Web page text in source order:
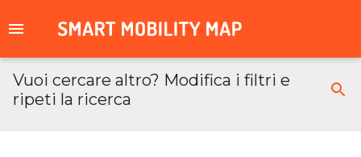
Vuoi cercare altro? Modifica i filtri e
ripeti la ricerca